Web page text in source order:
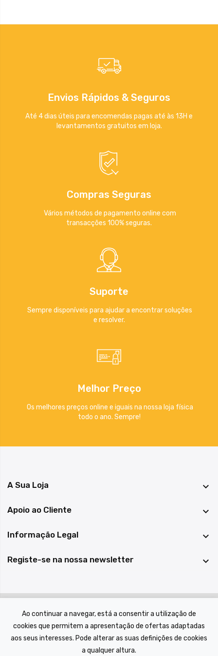
Ao continuar a navegar, está a consentir a utilização de
cookies que permitem a apresentação de ofertas adaptadas
aos seus interesses. Pode alterar as suas definições de cookies
a qualquer altura.
Envios Rápidos & Seguros
Até 4 dias úteis para encomendas pagas até às 13H e
levantamentos gratuitos em loja.
Compras Seguras
Vários métodos de pagamento online com
transacções 100% seguras.
Suporte
Sempre disponíveis para ajudar a encontrar soluções
e resolver.
Melhor Preço
Os melhores preços online e iguais na nossa loja física
todo o ano. Sempre!
A Sua Loja 
Apoio ao Cliente 
Informação Legal 
Registe-se na nossa newsletter 
© 2022 A Casa das Peças, todos os direitos reservados.